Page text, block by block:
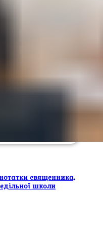
священника,
школи